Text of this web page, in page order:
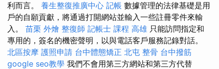
利而言。 養生整復推廣中心 記帳 數據管理的法律基礎是用
戶的自願貢獻，將通過打開網站並輸入一些註冊零件來輸
入。 苗栗 外燴 整復師 記帳士 課程 高雄 只能訪問指定和
專用的，簽名的機密聲明，以與電話客戶服務記錄對話。
北區按摩 護照申請 台中體態矯正 北屯 整骨 台中撥筋
google seo教學 我們不會用第三方網站和第三方代替